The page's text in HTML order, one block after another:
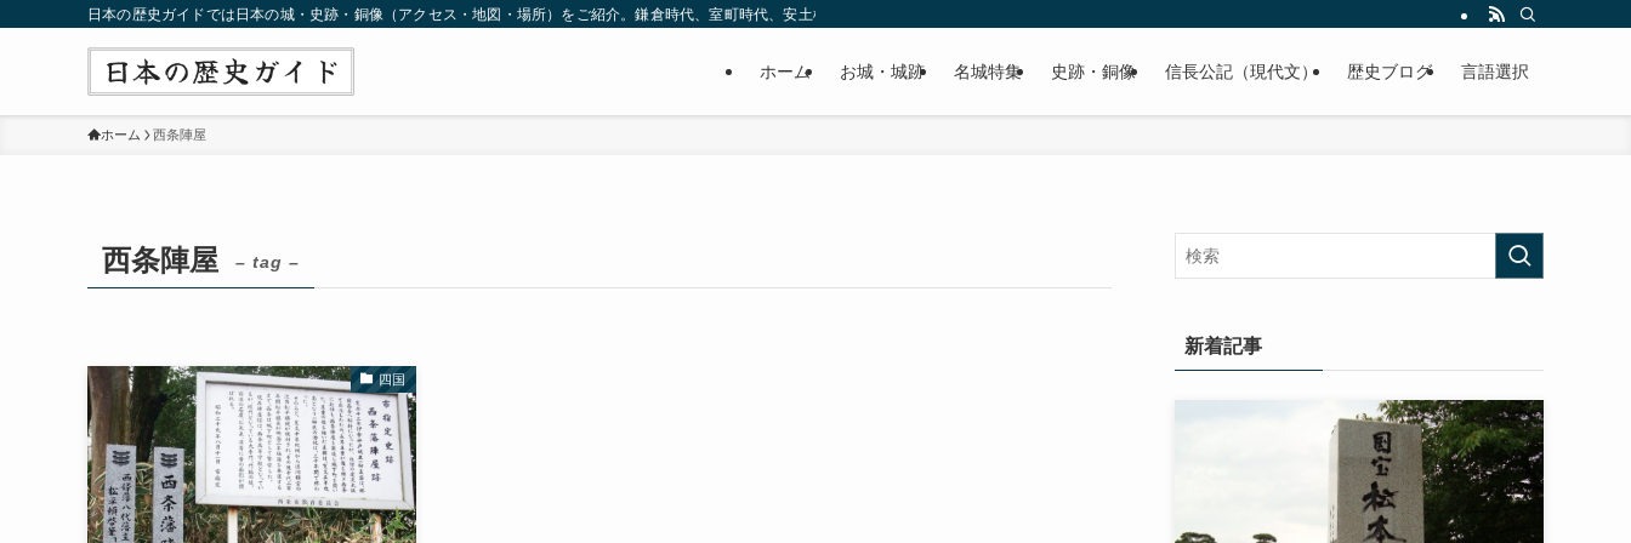
日本の歴史ガイドでは日本の城・史跡・銅像（アクセス・地図・場所）をご紹介。鎌倉時代、室町時代、安土桃山時代（戦国時代）、江戸時代と幅広くご紹介致します。
ホーム お城・城跡 名城特集 史跡・銅像 信長公記（現代文） 歴史ブログ 言語選択
ホーム 西条陣屋
西条陣屋 – tag –
四国
新着記事